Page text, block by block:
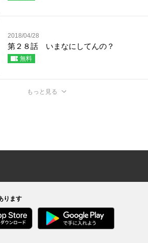
2018/04/28
第２８話 いまなにしてんの？
無料
もっと見る
ン！
木斜矢/金城宗幸
レイジング・ヘル
荒木光